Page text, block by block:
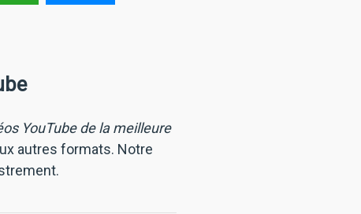
YouTube de la meilleure
autres formats. Notre